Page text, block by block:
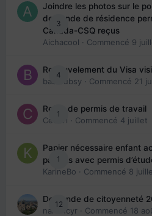
3
Joindre les photos sur le
demande de résidence
Canada-CSQ reçus
Aichacool · Commencé 9
4
Renouvelement du Visa
babibubsy · Commencé 21
1
Refus de permis de travail
Cedbri · Commencé 4 juillet
1
Papier nécessaire enfant
parents avec permis
KarineBo · Commencé 8
12
Demande de citoyenneté
nanancyr · Commencé 18